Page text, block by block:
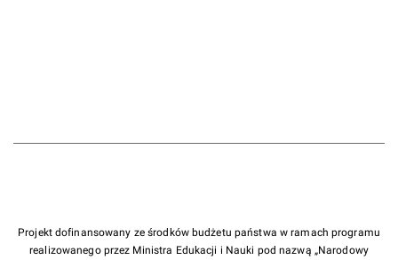
Projekt dofinansowany ze środków budżetu państwa w ramach programu
realizowanego przez Ministra Edukacji i Nauki pod nazwą „Narodowy